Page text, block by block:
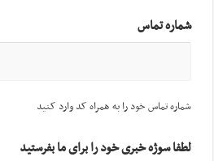
شماره تماس
شماره تماس خود را به همراه کد وارد کنید
لطفا سوژه خبری خود را برای ما بفرستید